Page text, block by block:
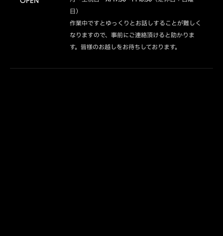
日）
作業中ですとゆっくりとお話しすることが難しく
なりますので、事前にご連絡頂けると助かりま
す。皆様のお越しをお待ちしております。